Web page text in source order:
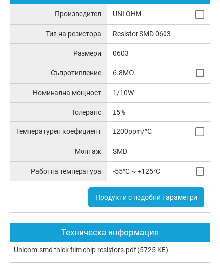
Производител UNI OHM
Тип на резистора Resistor SMD 0603
Размери 0603
Съпротивление 6.8MΩ
Номинална мощност 1/10W
Толеранс ±5%
Температурен коефициент ±200ppm/°C
Монтаж SMD
Работна температура -55°C ~ +125°C
Продукти с подобни параметри
Техническа информация
Uniohm-smd thick film chip resistors.pdf (5725 KB)